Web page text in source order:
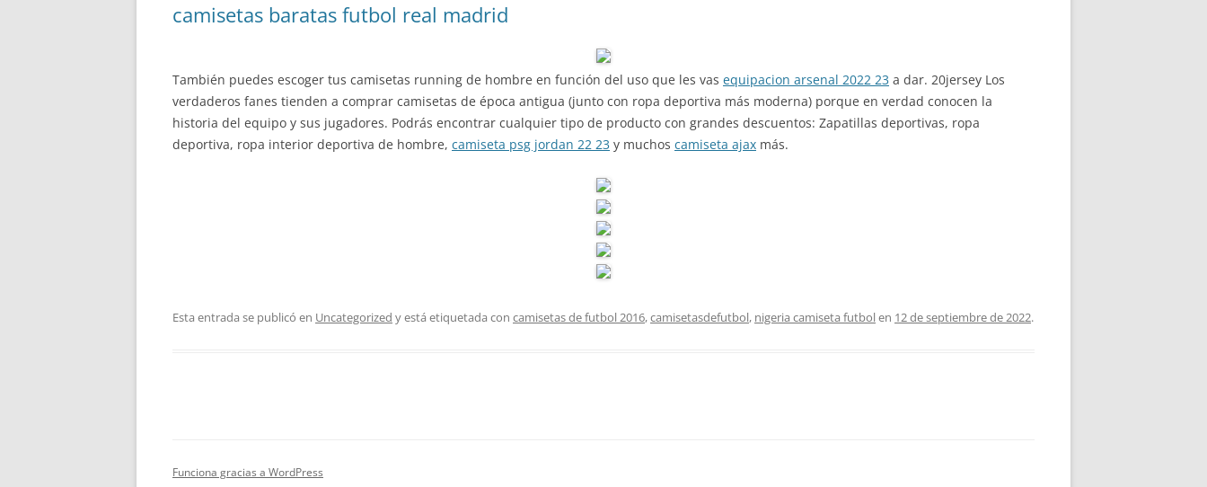
camisetas baratas futbol real madrid
También puedes escoger tus camisetas running de hombre en función del uso que les vas equipacion arsenal 2022 23 a dar. 20jersey Los
verdaderos fanes tienden a comprar camisetas de época antigua (junto con ropa deportiva más moderna) porque en verdad conocen la
historia del equipo y sus jugadores. Podrás encontrar cualquier tipo de producto con grandes descuentos: Zapatillas deportivas, ropa
deportiva, ropa interior deportiva de hombre, camiseta psg jordan 22 23 y muchos camiseta ajax más.
Esta entrada se publicó en Uncategorized y está etiquetada con camisetas de futbol 2016,camisetasdefutbol, nigeria camiseta futbolen 12 de septiembre de 2022.
Funciona gracias a WordPress